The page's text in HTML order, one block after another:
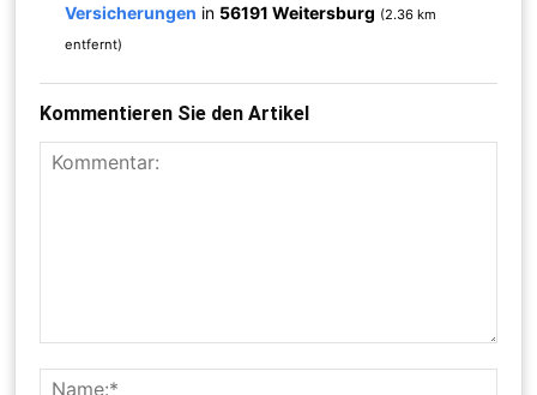
Versicherungen in 56191 Weitersburg (2.36 km
entfernt)
Kommentieren Sie den Artikel